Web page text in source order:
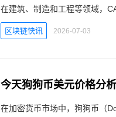
在建筑、制造和工程等领域，
区块链快讯 2026-07-03
今天狗狗币美元价格分
在加密货币市场中，狗狗币（